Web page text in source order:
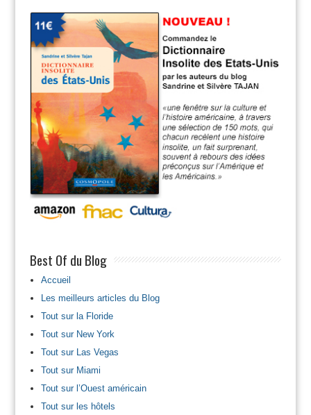
Best Of du Blog
Accueil
Les meilleurs articles du Blog
Tout sur la Floride
Tout sur New York
Tout sur Las Vegas
Tout sur Miami
Tout sur l’Ouest américain
Tout sur les hôtels